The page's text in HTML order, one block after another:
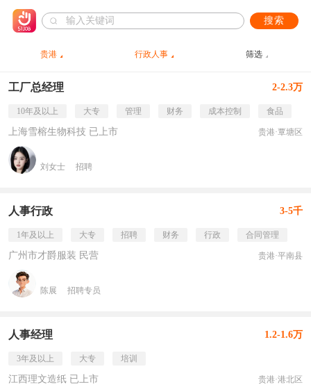
搜索
贵港 行政人事 筛选
工厂总经理 2-2.3万
10年及以上 大专 管理 财务 成本控制 食品
上海雪榕生物科技 已上市 贵港·覃塘区
刘女士 招聘
人事行政 3-5千
1年及以上 大专 招聘 财务 行政 合同管理
广州市才爵服装 民营 贵港·平南县
陈展 招聘专员
人事经理 1.2-1.6万
3年及以上 大专 培训
江西理文造纸 已上市 贵港·港北区